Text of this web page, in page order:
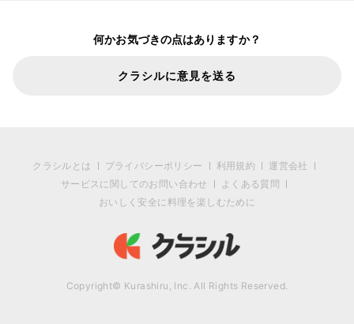
何かお気づきの点はありますか？
クラシルに意見を送る
クラシルとは プライバシーポリシー 利用規約
運営会社
サービスに関してのお問い合わせ
よくある質問
おいしく安全に料理を楽しむために
Copyright© Kurashiru, Inc. All Rights Reserved.